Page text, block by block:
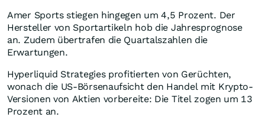
Amer Sports stiegen hingegen um 4,5 Prozent. Der
Hersteller von Sportartikeln hob die Jahresprognose
an. Zudem übertrafen die Quartalszahlen die
Erwartungen.
Hyperliquid Strategies profitierten von Gerüchten,
wonach die US-Börsenaufsicht den Handel mit Krypto-
Versionen von Aktien vorbereite: Die Titel zogen um 13
Prozent an.